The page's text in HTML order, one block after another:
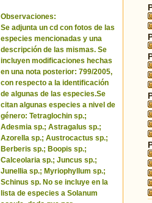
Observaciones:
Se adjunta un cd con fotos de las
especies mencionadas y una
descripción de las mismas. Se
incluyen modificaciones hechas
en una nota posterior: 799/2005,
con respecto a la identificación
de algunas de las especies.Se
citan algunas especies a nivel de
género: Tetraglochin sp.;
Adesmia sp.; Astragalus sp.;
Azorella sp.; Austrocactus sp.;
Berberis sp.; Boopis sp.;
Calceolaria sp.; Juncus sp.;
Junellia sp.; Myriophyllum sp.;
Schinus sp. No se incluye en la
lista de especies a Solanum